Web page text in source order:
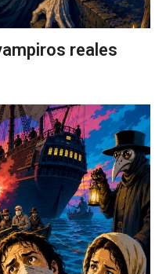
reales